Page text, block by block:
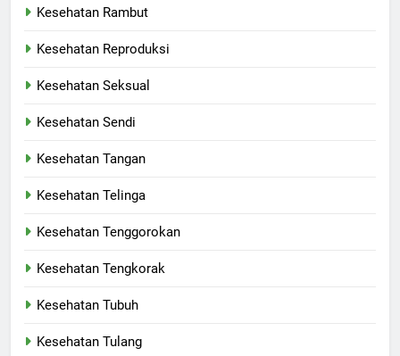
Kesehatan Rambut
Kesehatan Reproduksi
Kesehatan Seksual
Kesehatan Sendi
Kesehatan Tangan
Kesehatan Telinga
Kesehatan Tenggorokan
Kesehatan Tengkorak
Kesehatan Tubuh
Kesehatan Tulang